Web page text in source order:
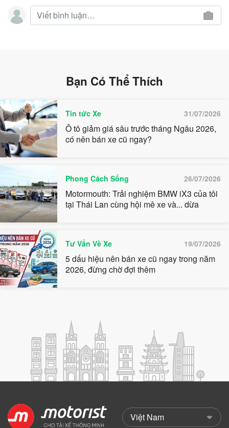
Bạn Có Thể Thích
Tin tức Xe 31/07/2026
Ô tô giảm giá sâu trước tháng Ngâu 2026,
có nên bán xe cũ ngay?
Phong Cách Sống 26/07/2026
Motormouth: Trải nghiệm BMW iX3 của tôi
tại Thái Lan cùng hội mê xe và... dừa
Tư Vấn Về Xe 19/07/2026
5 dấu hiệu nên bán xe cũ ngay trong năm
2026, đừng chờ đợi thêm